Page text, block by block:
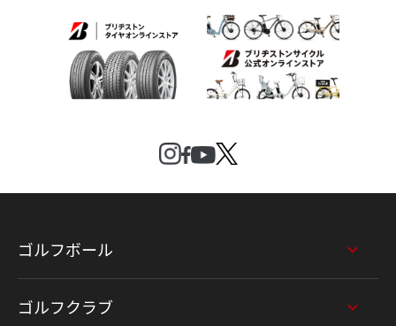
ゴルフボール
ゴルフクラブ